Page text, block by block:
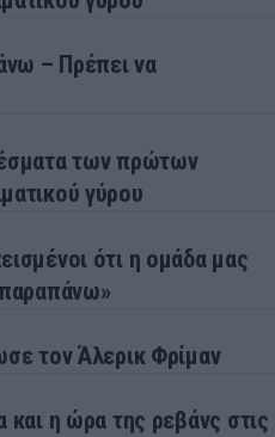
– Πρέπει να
των πρώτων
γύρου
ότι η ομάδα μας
τον Άλερικ Φρίμαν
η ώρα της ρεβάνς στις